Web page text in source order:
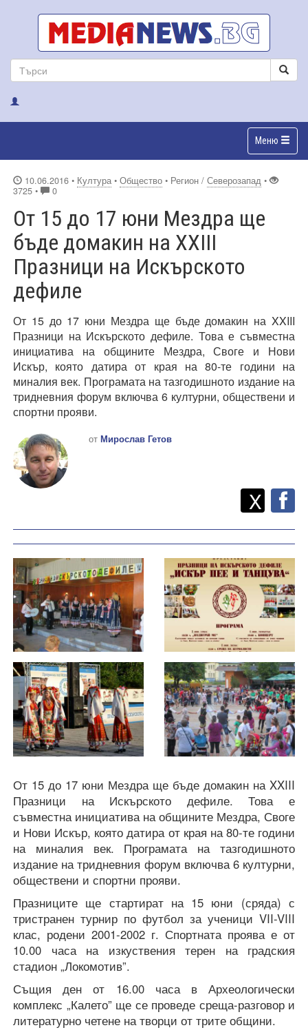
Меню
10.06.2016 • Култура • Общество • Регион / Северозапад •
3725 •
0
От 15 до 17 юни Мездра ще
бъде домакин на XXIII
Празници на Искърското
дефиле
От 15 до 17 юни Мездра ще бъде домакин на XXIII
Празници на Искърското дефиле. Това е съвместна
инициатива на общините Мездра, Своге и Нови
Искър, която датира от края на 80-те години на
миналия век. Програмата на тазгодишното издание на
тридневния форум включва 6 културни, обществени и
спортни прояви.
от Мирослав Гетов
Споделете
X
От 15 до 17 юни Мездра ще бъде домакин на XXIII
Празници на Искърското дефиле. Това е
съвместна инициатива на общините Мездра, Своге
и Нови Искър, която датира от края на 80-те години
на миналия век. Програмата на тазгодишното
издание на тридневния форум включва 6 културни,
обществени и спортни прояви.
Празниците ще стартират на 15 юни (сряда) с
тристранен турнир по футбол за ученици VII-VIII
клас, родени 2001-2002 г. Спортната проява е от
10.00 часа на изкуствения терен на градския
стадион „Локомотив”.
Същия ден от 16.00 часа в Археологически
комплекс „Калето” ще се проведе среща-разговор и
литературно четене на творци от трите общини.